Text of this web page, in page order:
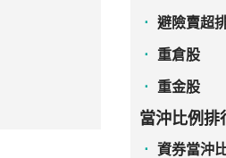
避險賣超
重倉股
重金股
當沖比例排
資券當沖